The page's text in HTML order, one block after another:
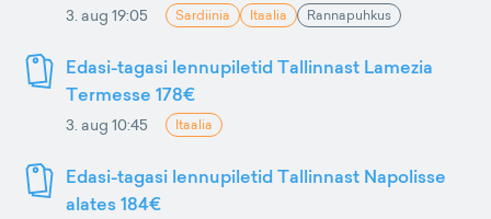
3. aug 19:05 Sardiinia Itaalia Rannapuhkus
Edasi-tagasi lennupiletid Tallinnast Lamezia
Termesse 178€
3. aug 10:45 Itaalia
Edasi-tagasi lennupiletid Tallinnast Napolisse
alates 184€